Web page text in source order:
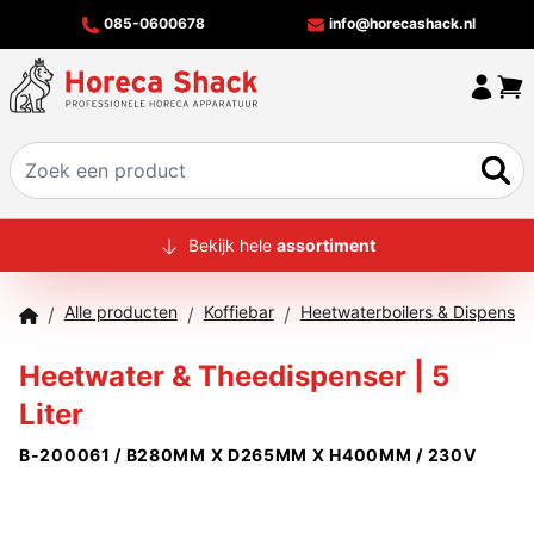
085-0600678 info@horecashack.nl
HOME
OVER ONS
MERKEN
CONTACT
Bekijk hele assortiment
/ Alle producten / Koffiebar / Heetwaterboilers & Dispenser
Heetwater & Theedispenser | 5
Liter
B-200061 / B280MM X D265MM X H400MM / 230V